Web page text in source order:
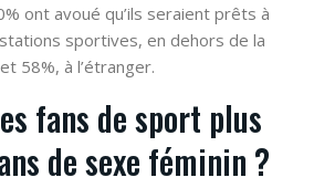
ont avoué qu’ils seraient prêts à
sportives, en dehors de la
58%, à l’étranger.
fans de sport plus
de sexe féminin ?